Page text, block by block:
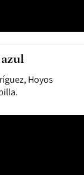
Hoyos